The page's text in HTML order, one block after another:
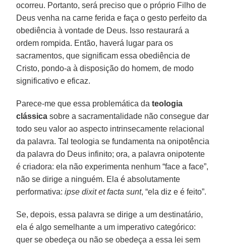
ocorreu. Portanto, será preciso que o próprio Filho de
Deus venha na carne ferida e faça o gesto perfeito da
obediência à vontade de Deus. Isso restaurará a
ordem rompida. Então, haverá lugar para os
sacramentos, que significam essa obediência de
Cristo, pondo-a à disposição do homem, de modo
significativo e eficaz.
Parece-me que essa problemática dateologia
clássica sobre a sacramentalidade não consegue dar
todo seu valor ao aspecto intrinsecamente relacional
da palavra. Tal teologia se fundamenta na onipotência
da palavra do Deus infinito; ora, a palavra onipotente
é criadora: ela não experimenta nenhum “face a face”,
não se dirige a ninguém. Ela é absolutamente
performativa:ipse dixit et facta sunt, “ela diz e é feito”.
Se, depois, essa palavra se dirige a um destinatário,
ela é algo semelhante a um imperativo categórico:
quer se obedeça ou não se obedeça a essa lei sem